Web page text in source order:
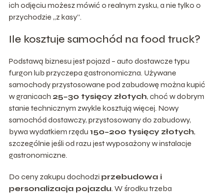
ich odjęciu możesz mówić o realnym zysku, a nie tylko o
przychodzie „z kasy”.
Ile kosztuje samochód na food truck?
Podstawą biznesu jest pojazd – auto dostawcze typu
furgon lub przyczepa gastronomiczna. Używane
samochody przystosowane pod zabudowę można kupić
w granicach 25–30 tysięcy złotych, choć w dobrym
stanie technicznym zwykle kosztują więcej. Nowy
samochód dostawczy, przystosowany do zabudowy,
bywa wydatkiem rzędu 150–200 tysięcy złotych,
szczególnie jeśli od razu jest wyposażony w instalacje
gastronomiczne.
Do ceny zakupu dochodzi przebudowa i
personalizacja pojazdu. W środku trzeba